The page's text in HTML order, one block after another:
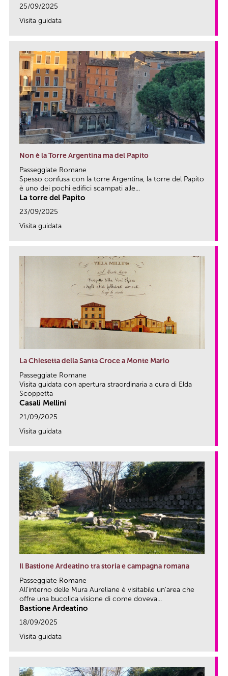
25/09/2025
Visita guidata
Non è la Torre Argentina ma del Papito
Passeggiate Romane
Spesso confusa con la torre Argentina, la torre del Papito
è uno dei pochi edifici scampati alle...
La torre del Papito
23/09/2025
Visita guidata
La Chiesetta della Santa Croce a Monte Mario
Passeggiate Romane
Visita guidata con apertura straordinaria a cura di Elda
Scoppetta
Casali Mellini
21/09/2025
Visita guidata
Il Bastione Ardeatino tra storia e campagna romana
Passeggiate Romane
All’interno delle Mura Aureliane è visitabile un’area che
offre una bucolica visione di come doveva...
Bastione Ardeatino
18/09/2025
Visita guidata